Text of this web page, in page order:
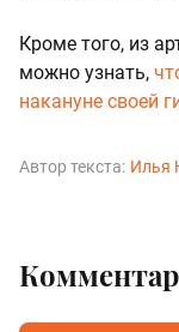
Кроме того, из
можно узнать,
накануне своей
Автор текста: Илья